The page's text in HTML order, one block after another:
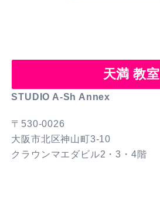
天満 教室
STUDIO A-Sh Annex
〒530-0026
大阪市北区神山町3-10
クラウンマエダビル2・3・4階